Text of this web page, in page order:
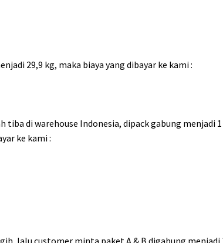
29,9 kg, maka biaya yang dibayar ke kami :
di warehouse Indonesia, dipack gabung menjadi
ke kami :